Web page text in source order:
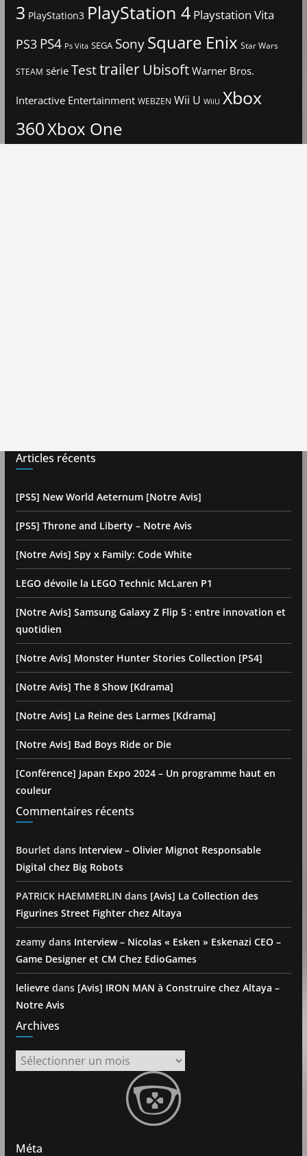
3 PlayStation3 PlayStation 4 Playstation Vita
PS3 PS4 Ps Vita SEGA Sony Square Enix Star Wars
STEAM série TesttrailerUbisoftWarner Bros.
Interactive Entertainment WEBZEN Wii U WiiU Xbox
360Xbox One
Articles récents
[PS5] New World Aeternum [Notre Avis]
[PS5] Throne and Liberty – Notre Avis
[Notre Avis] Spy x Family: Code White
LEGO dévoile la LEGO Technic McLaren P1
[Notre Avis] Samsung Galaxy Z Flip 5 : entre innovation et
quotidien
[Notre Avis] Monster Hunter Stories Collection [PS4]
[Notre Avis] The 8 Show [Kdrama]
[Notre Avis] La Reine des Larmes [Kdrama]
[Notre Avis] Bad Boys Ride or Die
[Conférence] Japan Expo 2024 – Un programme haut en
couleur
Commentaires récents
Bourlet dans Interview – Olivier Mignot Responsable
Digital chez Big Robots
PATRICK HAEMMERLIN dans [Avis] La Collection des
Figurines Street Fighter chez Altaya
zeamydans Interview – Nicolas « Esken » Eskenazi CEO –
Game Designer et CM Chez EdioGames
lelievredans [Avis] IRON MAN à Construire chez Altaya –
Notre Avis
Archives
Archives
Méta